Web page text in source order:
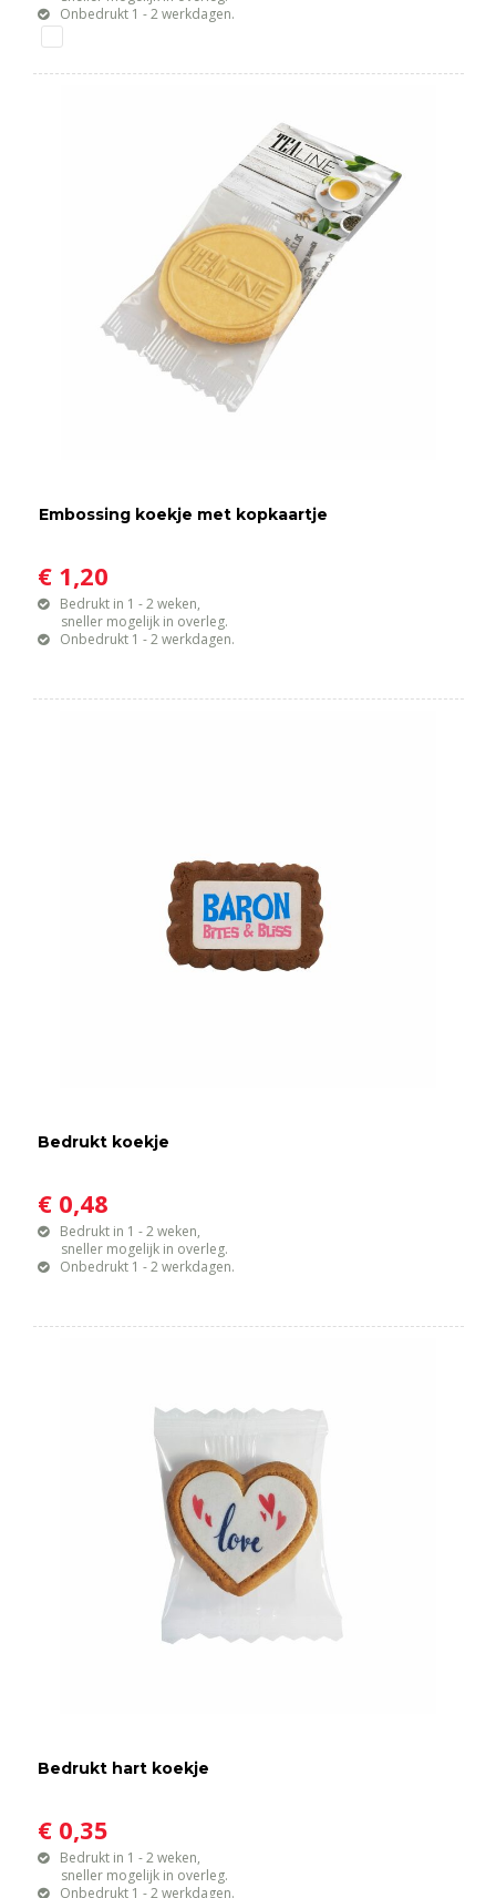
Onbedrukt 1 - 2 werkdagen.
Embossing koekje met kopkaartje
€ 1,20
Bedrukt in 1 - 2 weken,
sneller mogelijk in overleg.
Onbedrukt 1 - 2 werkdagen.
Bedrukt koekje
€ 0,48
Bedrukt in 1 - 2 weken,
sneller mogelijk in overleg.
Onbedrukt 1 - 2 werkdagen.
Bedrukt hart koekje
€ 0,35
Bedrukt in 1 - 2 weken,
sneller mogelijk in overleg.
Onbedrukt 1 - 2 werkdagen.